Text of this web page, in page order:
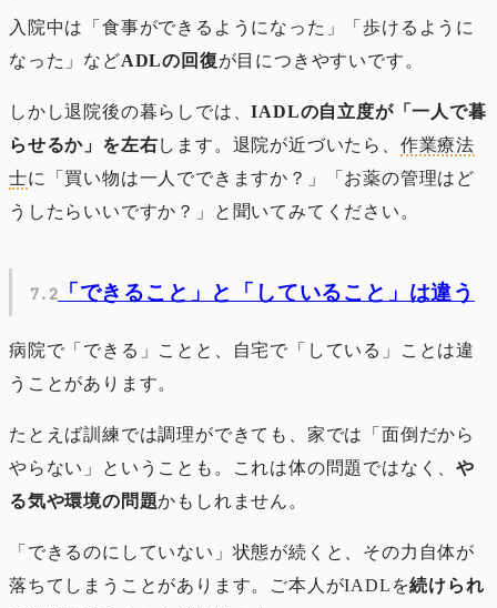
入院中は「食事ができるようになった」「歩けるように
なった」などADLの回復が目につきやすいです。
しかし退院後の暮らしでは、IADLの自立度が「一人で暮
らせるか」を左右します。退院が近づいたら、 作業療法
士に「買い物は一人でできますか？」「お薬の管理はど
うしたらいいですか？」と聞いてみてください。
「できること」と「していること」は違う
病院で「できる」ことと、自宅で「している」ことは違
うことがあります。
たとえば訓練では調理ができても、家では「面倒だから
やらない」ということも。これは体の問題ではなく、や
る気や環境の問題かもしれません。
「できるのにしていない」状態が続くと、その力自体が
落ちてしまうことがあります。ご本人がIADLを続けられ